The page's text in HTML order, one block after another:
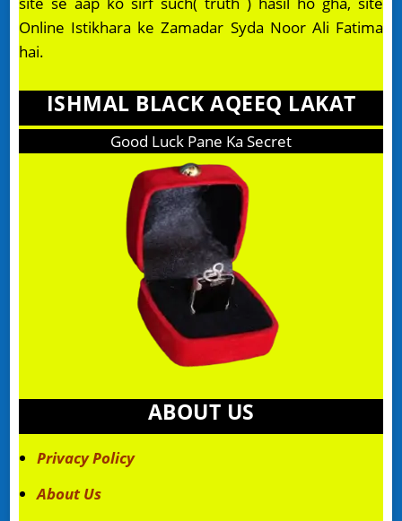
Online Istikhara ke Zamadar Syda Noor Ali Fatima
hai.
ISHMAL BLACK AQEEQ LAKAT
Good Luck Pane Ka Secret
ABOUT US
Privacy Policy
About Us